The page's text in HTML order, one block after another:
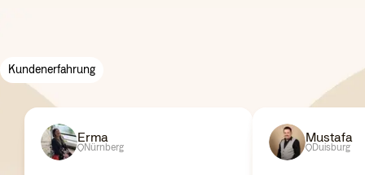
Kundenerfahrung
Erma
Nürnberg
Mustafa
Duisburg